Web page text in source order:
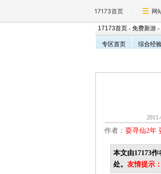
17173首页 网
17173首页 - 免费新游 -
专区首页 综合经
作者： 耍寻仙2年
本文由17173
处。 友情提示